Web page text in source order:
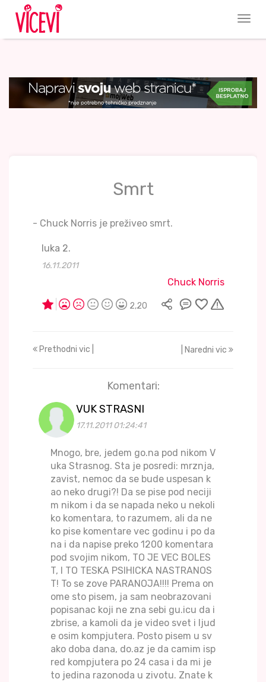
Smrt
- Chuck Norris je preživeo smrt.
luka 2.
16.11.2011
Chuck Norris
2,20
Prethodni vic | | Naredni vic
Komentari:
VUK STRASNI
17.11.2011 01:24:41
Mnogo, bre, jedem go.na pod nikom V
uka Strasnog. Sta je posredi: mrznja,
zavist, nemoc da se bude uspesan k
ao neko drugi?! Da se pise pod neciji
m nikom i da se napada neko u nekoli
ko komentara, to razumem, ali da ne
ko pise komentare vec godinu i po da
na i da napise preko 1200 komentara
pod svojim nikom, TO JE VEC BOLES
T, I TO TESKA PSIHICKA NASTRANOS
T! To se zove PARANOJA!!!! Prema on
ome sto pisem, ja sam neobrazovani
popisanac koji ne zna sebi gu.icu da i
zbrise, a kamoli da je video svet i ljud
e osim kompjutera. Posto pisem u sv
ako doba dana, do.az je da camim isp
red kompjutera po 24 casa i da mi je
to jedina razonoda u zivotu. Znate k